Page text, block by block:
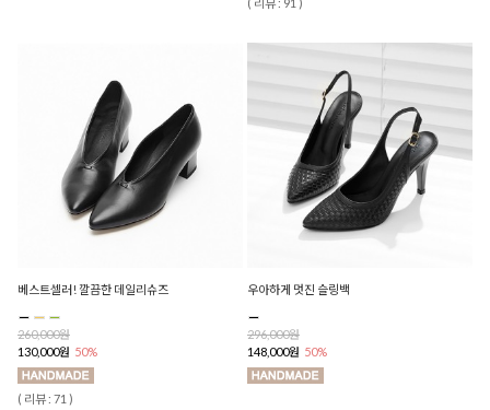
베스트셀러! 깔끔한 데일리슈즈
260,000원
130,000원 50%
( 리뷰 : 71 )
우아하게 멋진 슬링백
296,000원
148,000원 50%